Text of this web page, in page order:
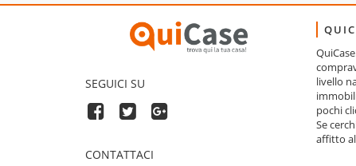
SEGUICI SU
CONTATTACI
livello
pochi
Se
affitto